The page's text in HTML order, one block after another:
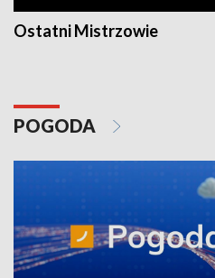
Ostatni Mistrzowie
POGODA